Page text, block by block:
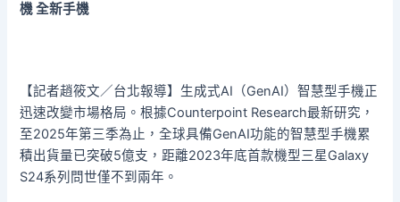
機 全新手機
【記者趙筱文／台北報導】生成式AI（GenAI）智慧型手機正
迅速改變市場格局。根據Counterpoint Research最新研究，
至2025年第三季為止，全球具備GenAI功能的智慧型手機累
積出貨量已突破5億支，距離2023年底首款機型三星Galaxy
S24系列問世僅不到兩年。